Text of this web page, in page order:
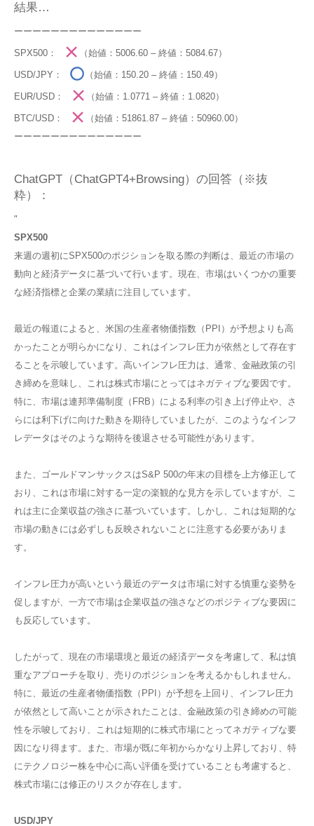
結果…
ーーーーーーーーーーーーーー
SPX500： （始値：5006.60 – 終値：5084.67）
USD/JPY： （始値：150.20 – 終値：150.49）
EUR/USD： （始値：1.0771 – 終値：1.0820）
BTC/USD：
（始値：51861.87 – 終値：50960.00）
ーーーーーーーーーーーーーー
ChatGPT（ChatGPT4+Browsing）の回答（※抜
粋）：
"
SPX500
来週の週初にSPX500のポジションを取る際の判断は、最近の市場の
動向と経済データに基づいて行います。現在、市場はいくつかの重要
な経済指標と企業の業績に注目しています。
最近の報道によると、米国の生産者物価指数（PPI）が予想よりも高
かったことが明らかになり、これはインフレ圧力が依然として存在す
ることを示唆しています​​​​。高いインフレ圧力は、通常、金融政策の引
き締めを意味し、これは株式市場にとってはネガティブな要因です。
特に、市場は連邦準備制度（FRB）による利率の引き上げ停止や、さ
らには利下げに向けた動きを期待していましたが、このようなインフ
レデータはそのような期待を後退させる可能性があります。
また、ゴールドマンサックスはS&P 500の年末の目標を上方修正して
おり、これは市場に対する一定の楽観的な見方を示していますが​​、こ
れは主に企業収益の強さに基づいています。しかし、これは短期的な
市場の動きには必ずしも反映されないことに注意する必要がありま
す。
インフレ圧力が高いという最近のデータは市場に対する慎重な姿勢を
促しますが、一方で市場は企業収益の強さなどのポジティブな要因に
も反応しています。
したがって、現在の市場環境と最近の経済データを考慮して、私は慎
重なアプローチを取り、売りのポジションを考えるかもしれません。
特に、最近の生産者物価指数（PPI）が予想を上回り、インフレ圧力
が依然として高いことが示されたことは、金融政策の引き締めの可能
性を示唆しており、これは短期的に株式市場にとってネガティブな要
因になり得ます​​​​。また、市場が既に年初からかなり上昇しており、特
にテクノロジー株を中心に高い評価を受けていることも考慮すると、
株式市場には修正のリスクが存在します。
USD/JPY